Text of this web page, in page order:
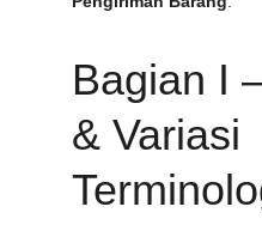
Bagian I
& Variasi